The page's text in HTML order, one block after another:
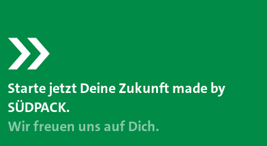
Starte jetzt Deine Zukunft made by
SÜDPACK.
Wir freuen uns auf Dich.